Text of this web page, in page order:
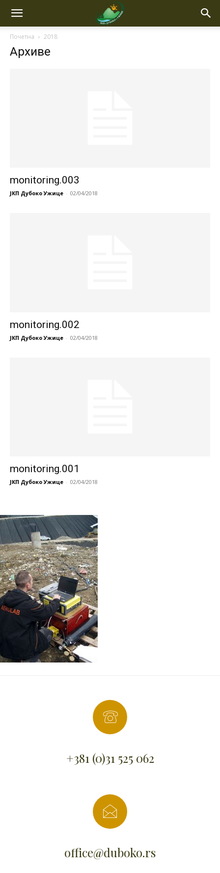
Почетна 2018
Архиве
monitoring.003
ЈКП Дубоко Ужице - 02/04/2018
monitoring.002
ЈКП Дубоко Ужице - 02/04/2018
monitoring.001
ЈКП Дубоко Ужице - 02/04/2018
+381 (0)31 525 062
office@duboko.rs